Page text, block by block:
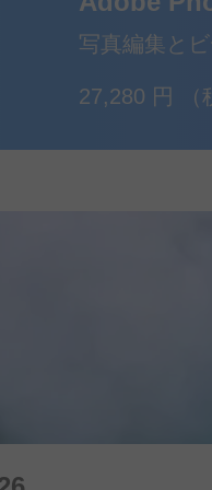
写真編集と
27,280 円